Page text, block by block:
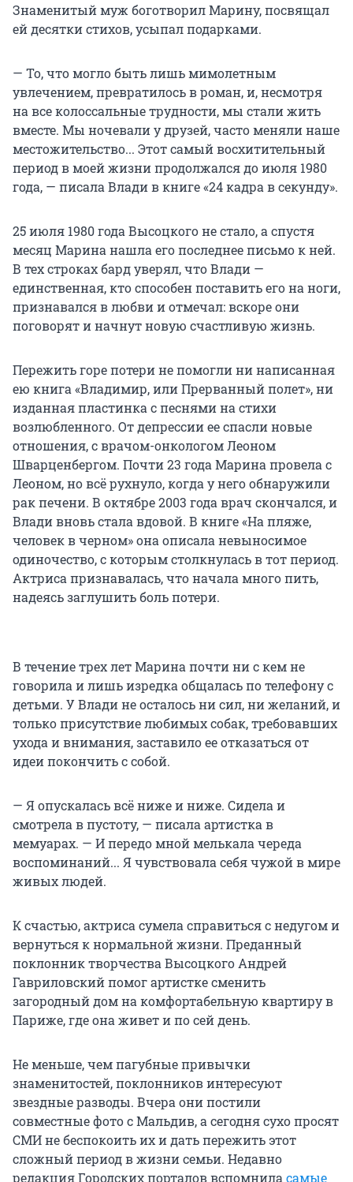
Знаменитый муж боготворил Марину, посвящал
ей десятки стихов, усыпал подарками.
— То, что могло быть лишь мимолетным
увлечением, превратилось в роман, и, несмотря
на все колоссальные трудности, мы стали жить
вместе. Мы ночевали у друзей, часто меняли наше
местожительство... Этот самый восхитительный
период в моей жизни продолжался до июля 1980
года, — писала Влади в книге «24 кадра в секунду».
25 июля 1980 года Высоцкого не стало, а спустя
месяц Марина нашла его последнее письмо к ней.
В тех строках бард уверял, что Влади —
единственная, кто способен поставить его на ноги,
признавался в любви и отмечал: вскоре они
поговорят и начнут новую счастливую жизнь.
Пережить горе потери не помогли ни написанная
ею книга «Владимир, или Прерванный полет», ни
изданная пластинка с песнями на стихи
возлюбленного. От депрессии ее спасли новые
отношения, с врачом-онкологом Леоном
Шварценбергом. Почти 23 года Марина провела с
Леоном, но всё рухнуло, когда у него обнаружили
рак печени. В октябре 2003 года врач скончался, и
Влади вновь стала вдовой. В книге «На пляже,
человек в черном» она описала невыносимое
одиночество, с которым столкнулась в тот период.
Актриса признавалась, что начала много пить,
надеясь заглушить боль потери.
В течение трех лет Марина почти ни с кем не
говорила и лишь изредка общалась по телефону с
детьми. У Влади не осталось ни сил, ни желаний, и
только присутствие любимых собак, требовавших
ухода и внимания, заставило ее отказаться от
идеи покончить с собой.
— Я опускалась всё ниже и ниже. Сидела и
смотрела в пустоту, — писала артистка в
мемуарах. — И передо мной мелькала череда
воспоминаний... Я чувствовала себя чужой в мире
живых людей.
К счастью, актриса сумела справиться с недугом и
вернуться к нормальной жизни. Преданный
поклонник творчества Высоцкого Андрей
Гавриловский помог артистке сменить
загородный дом на комфортабельную квартиру в
Париже, где она живет и по сей день.
Не меньше, чем пагубные привычки
знаменитостей, поклонников интересуют
звездные разводы. Вчера они постили
совместные фото с Мальдив, а сегодня сухо просят
СМИ не беспокоить их и дать пережить этот
сложный период в жизни семьи. Недавно
редакция Городских порталов вспомнила самые